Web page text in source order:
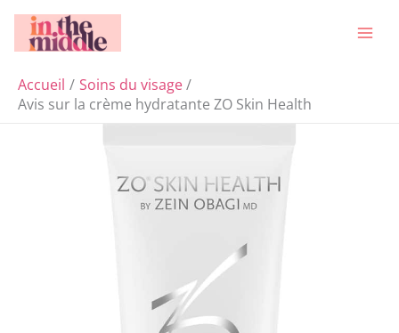
Aller
Accueil
Soins du visage
Avis sur la crème hydratante ZO Skin Health
Rechercher